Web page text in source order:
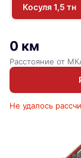
Косуля 1,5 тн
0 км
Расстояние от
Не удалось